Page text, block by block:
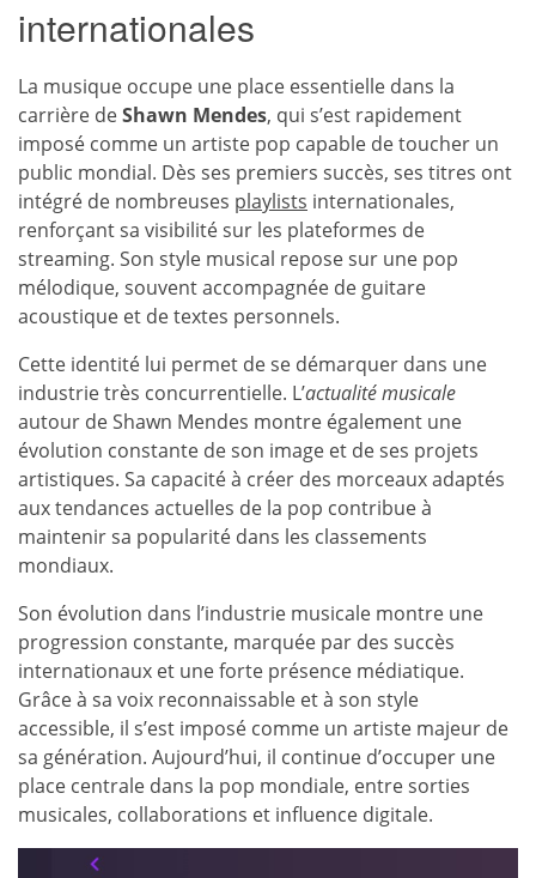
internationales
La musique occupe une place essentielle dans la
carrière deShawn Mendes, qui s’est rapidement
imposé comme un artiste pop capable de toucher un
public mondial. Dès ses premiers succès, ses titres ont
intégré de nombreuses playlists internationales,
renforçant sa visibilité sur les plateformes de
streaming. Son style musical repose sur une pop
mélodique, souvent accompagnée de guitare
acoustique et de textes personnels.
Cette identité lui permet de se démarquer dans une
industrie très concurrentielle. L’actualité musicale
autour de Shawn Mendes montre également une
évolution constante de son image et de ses projets
artistiques. Sa capacité à créer des morceaux adaptés
aux tendances actuelles de la pop contribue à
maintenir sa popularité dans les classements
mondiaux.
Son évolution dans l’industrie musicale montre une
progression constante, marquée par des succès
internationaux et une forte présence médiatique.
Grâce à sa voix reconnaissable et à son style
accessible, il s’est imposé comme un artiste majeur de
sa génération. Aujourd’hui, il continue d’occuper une
place centrale dans la pop mondiale, entre sorties
musicales, collaborations et influence digitale.